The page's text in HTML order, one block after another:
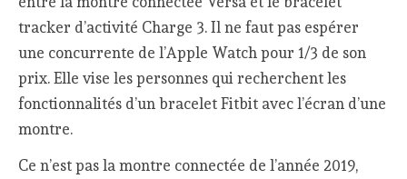
tracker d’activité Charge 3. Il ne faut pas espérer
une concurrente de l’Apple Watch pour 1/3 de son
prix. Elle vise les personnes qui recherchent les
fonctionnalités d’un bracelet Fitbit avec l’écran d’une
montre.
Ce n’est pas la montre connectée de l’année 2019,